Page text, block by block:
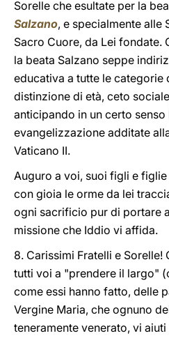
Sorelle che esultate per la
Salzano, e specialmente alle
Sacro Cuore, da Lei
la beata Salzano seppe
educativa a tutte le categorie
distinzione di età, ceto
anticipando in un certo
evangelizzazione additate
Vaticano II.
Auguro a voi, suoi figli e
con gioia le orme da lei
ogni sacrificio pur di portare
missione che Iddio vi affida.
8. Carissimi Fratelli e Sorelle!
tutti voi a "prendere il largo"
come essi hanno fatto, delle
Vergine Maria, che ognuno
teneramente venerato, vi